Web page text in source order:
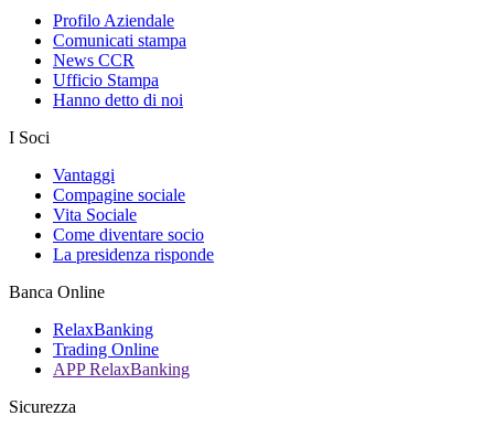
Profilo Aziendale
Comunicati stampa
News CCR
Ufficio Stampa
Hanno detto di noi
I Soci
Vantaggi
Compagine sociale
Vita Sociale
Come diventare socio
La presidenza risponde
Banca Online
RelaxBanking
Trading Online
APP RelaxBanking
Sicurezza